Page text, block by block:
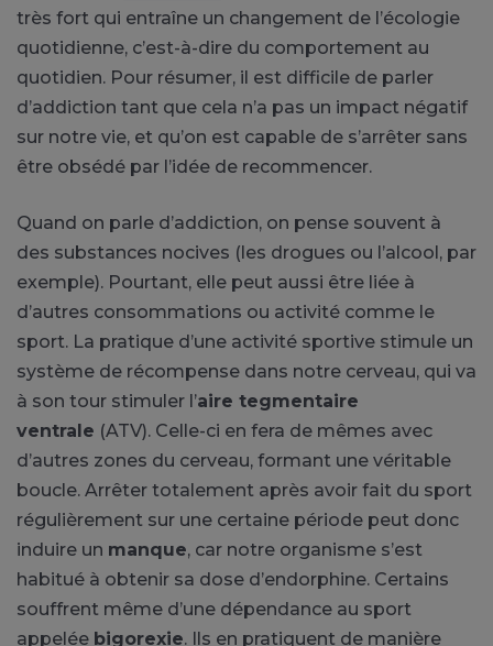
très fort qui entraîne un changement de l’écologie
quotidienne, c’est-à-dire du comportement au
quotidien. Pour résumer, il est difficile de parler
d’addiction tant que cela n’a pas un impact négatif
sur notre vie, et qu’on est capable de s’arrêter sans
être obsédé par l’idée de recommencer.
Quand on parle d’addiction, on pense souvent à
des substances nocives (les drogues ou l’alcool, par
exemple). Pourtant, elle peut aussi être liée à
d’autres consommations ou activité comme le
sport. La pratique d’une activité sportive stimule un
système de récompense dans notre cerveau, qui va
à son tour stimuler l’aire tegmentaire
ventrale (ATV). Celle-ci en fera de mêmes avec
d’autres zones du cerveau, formant une véritable
boucle. Arrêter totalement après avoir fait du sport
régulièrement sur une certaine période peut donc
induire un manque, car notre organisme s’est
habitué à obtenir sa dose d’endorphine. Certains
souffrent même d’une dépendance au sport
appelée bigorexie. Ils en pratiquent de manière